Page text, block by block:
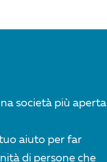
società più aperta
aiuto per far
di persone che